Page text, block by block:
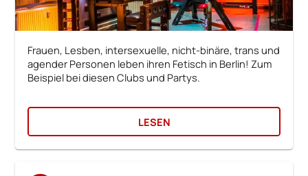
Frauen, Lesben, intersexuelle, nicht-binäre, trans und
agender Personen leben ihren Fetisch in Berlin! Zum
Beispiel bei diesen Clubs und Partys.
LESEN